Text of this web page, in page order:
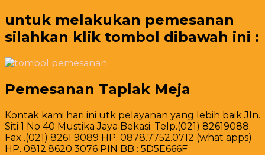
untuk melakukan pemesanan
silahkan klik tombol dibawah ini :
Pemesanan Taplak Meja
Kontak kami hari ini utk pelayanan yang lebih baik Jln.
Siti 1 No 40 Mustika Jaya Bekasi. Telp.(021) 82619088.
Fax .(021) 8261 9089 HP. 0878.7752.0712 (what apps)
HP. 0812.8620.3076 PIN BB : 5D5E666F